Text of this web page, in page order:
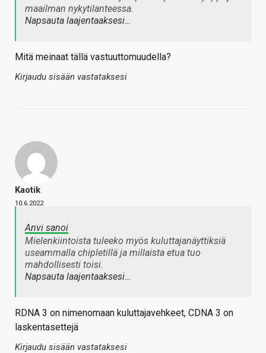
maailman nykytilanteessa.
Napsauta laajentaaksesi…
Mitä meinaat tällä vastuuttomuudella?
Kirjaudu sisään vastataksesi
Kaotik
10.6.2022
Anvi sanoi
Mielenkiintoista tuleeko myös kuluttajanäyttiksiä
useammalla chipletillä ja millaista etua tuo
mahdollisesti toisi.
Napsauta laajentaaksesi…
RDNA 3 on nimenomaan kuluttajavehkeet, CDNA 3 on
laskentasettejä
Kirjaudu sisään vastataksesi